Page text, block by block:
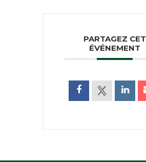
PARTAGEZ CET
ÉVÉNEMENT